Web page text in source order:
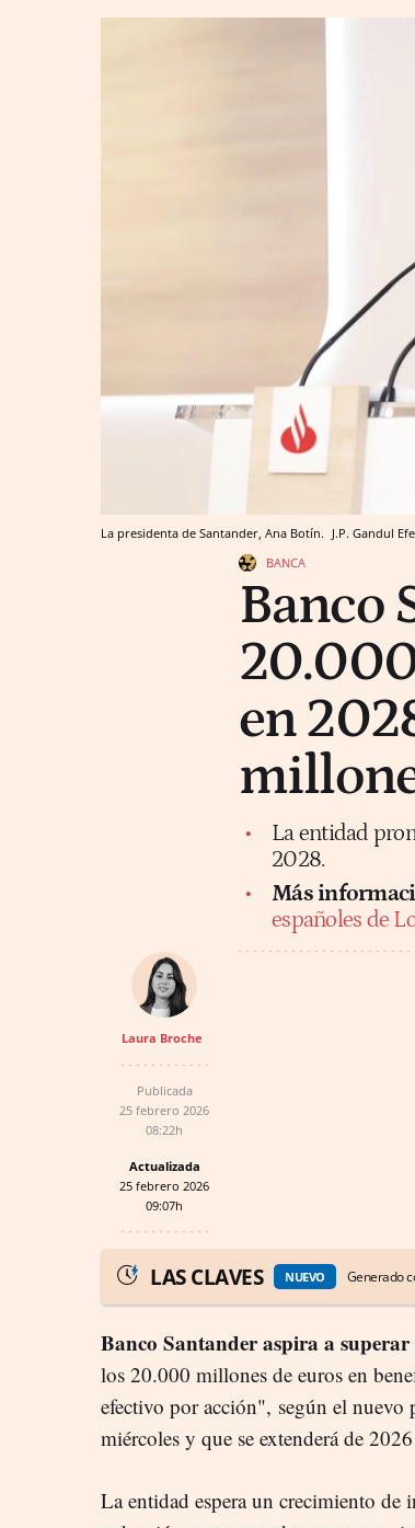
La presidenta de Santander, Ana Botín. J.P. Gandul Efe
BANCA
Banco
en
La entidad
2028.
Más
españoles de
Laura Broche
Publicada
25 febrero 2026
08:22h
Actualizada
25 febrero 2026
09:07h
LAS CLAVES NUEVO Generado
Banco Santander aspira a superar
los 20.000 millones de euros en
efectivo por acción", según el nuevo
miércoles y que se extenderá de
La entidad espera un crecimiento